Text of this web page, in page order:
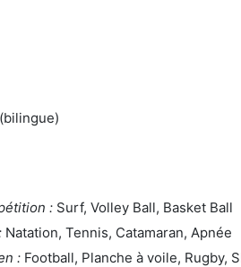
: Surf, Volley Ball, Basket Ball
Natation, Tennis, Catamaran, Apnée
: Football, Planche à voile, Rugby,